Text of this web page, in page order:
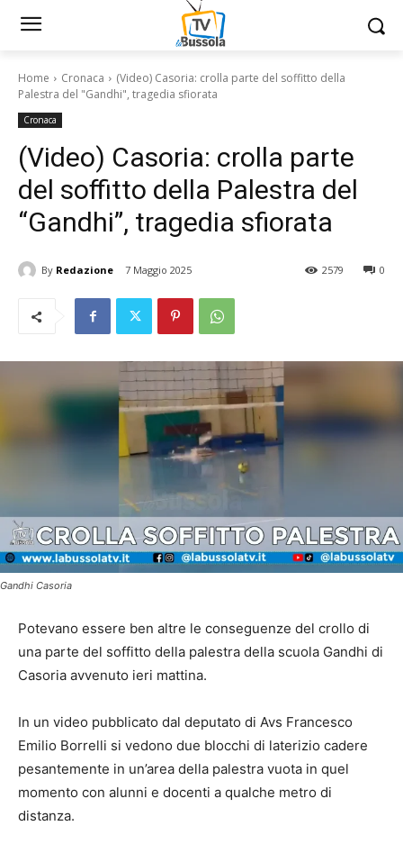
Home Cronaca
(Video) Casoria: crolla parte del soffitto della
Palestra del "Gandhi", tragedia sfiorata
Cronaca
(Video) Casoria: crolla parte
del soffitto della Palestra del
“Gandhi”, tragedia sfiorata
By Redazione 7 Maggio 2025 0
2579
Gandhi Casoria
Potevano essere ben altre le conseguenze del crollo di
una parte del soffitto della palestra della scuola Gandhi di
Casoria avvenuto ieri mattina.
In un video pubblicato dal deputato di Avs Francesco
Emilio Borrelli si vedono due blocchi di laterizio cadere
pesantemente in un’area della palestra vuota in quel
momento con alunni e docenti a qualche metro di
distanza.